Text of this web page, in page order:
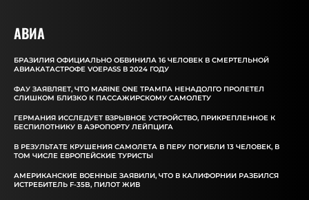
АВИА
БРАЗИЛИЯ ОФИЦИАЛЬНО ОБВИНИЛА 16 ЧЕЛОВЕК В СМЕРТЕЛЬНОЙ
АВИАКАТАСТРОФЕ VOEPASS В 2024 ГОДУ
ФАУ ЗАЯВЛЯЕТ, ЧТО MARINE ONE ТРАМПА НЕНАДОЛГО ПРОЛЕТЕЛ
СЛИШКОМ БЛИЗКО К ПАССАЖИРСКОМУ САМОЛЕТУ
ГЕРМАНИЯ ИССЛЕДУЕТ ВЗРЫВНОЕ УСТРОЙСТВО, ПРИКРЕПЛЕННОЕ К
БЕСПИЛОТНИКУ В АЭРОПОРТУ ЛЕЙПЦИГА
В РЕЗУЛЬТАТЕ КРУШЕНИЯ САМОЛЕТА В ПЕРУ ПОГИБЛИ 13 ЧЕЛОВЕК, В
ТОМ ЧИСЛЕ ЕВРОПЕЙСКИЕ ТУРИСТЫ
АМЕРИКАНСКИЕ ВОЕННЫЕ ЗАЯВИЛИ, ЧТО В КАЛИФОРНИИ РАЗБИЛСЯ
ИСТРЕБИТЕЛЬ F-35B, ПИЛОТ ЖИВ